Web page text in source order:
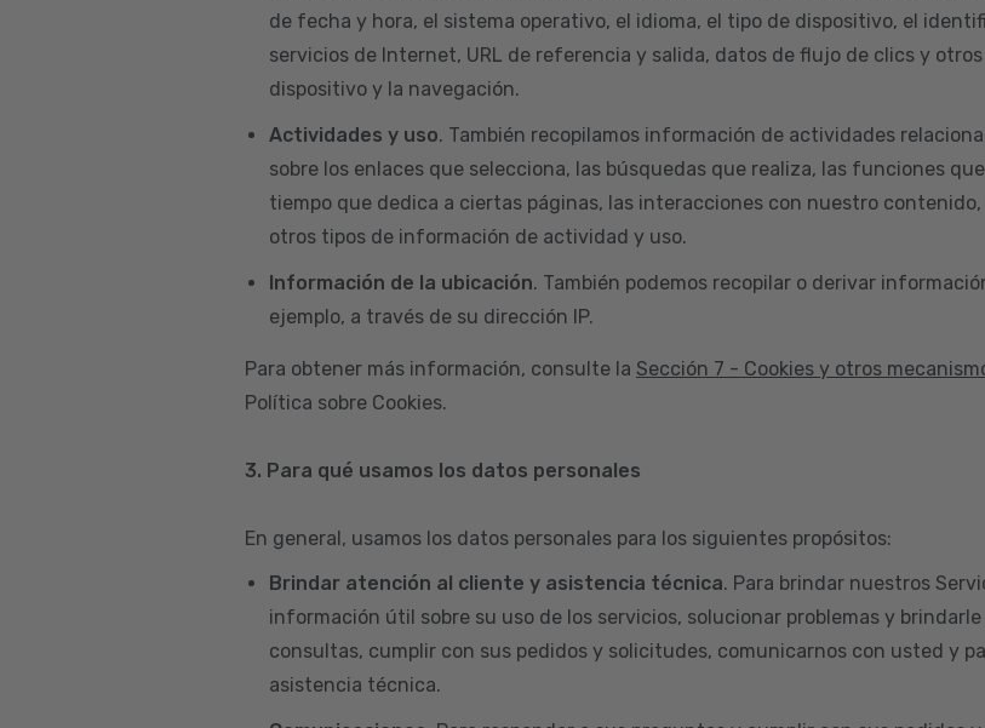
de fecha y hora, el sistema operativo, el idioma, el tipo de dispositivo, el
servicios de Internet, URL de referencia y salida, datos de flujo de clics y
dispositivo y la navegación.
Actividades y uso. También recopilamos información de actividades
sobre los enlaces que selecciona, las búsquedas que realiza, las funciones
tiempo que dedica a ciertas páginas, las interacciones con nuestro
otros tipos de información de actividad y uso.
Información de la ubicación. También podemos recopilar o derivar
ejemplo, a través de su dirección IP.
Para obtener más información, consulte la Sección 7 - Cookies y otros
Política sobre Cookies.
3. Para qué usamos los datos personales
En general, usamos los datos personales para los siguientes propósitos:
Brindar atención al cliente y asistencia técnica. Para brindar nuestros
información útil sobre su uso de los servicios, solucionar problemas y
consultas, cumplir con sus pedidos y solicitudes, comunicarnos con usted y
asistencia técnica.